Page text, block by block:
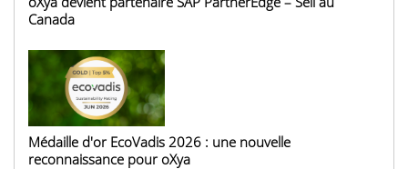
Canada
Médaille d'or EcoVadis 2026 : une nouvelle
reconnaissance pour oXya